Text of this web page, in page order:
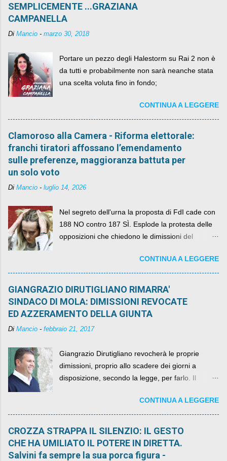
SEMPLICEMENTE ...GRAZIANA
CAMPANELLA
Di Mancio - marzo 30, 2018
Portare un pezzo degli Halestorm su Rai 2 non è
da tutti e probabilmente non sarà neanche stata
una scelta voluta fino in fondo;
CONTINUA A LEGGERE
Clamoroso alla Camera - Riforma elettorale:
franchi tiratori affossano l’emendamento
sulle preferenze, maggioranza battuta per
un solo voto
Di Mancio - luglio 14, 2026
Nel segreto dell'urna la proposta di FdI cade con
188 NO contro 187 SÌ. Esplode la protesta delle
opposizioni che chiedono le dimissioni del
CONTINUA A LEGGERE
GIANGRAZIO DIRUTIGLIANO RIMARRA'
SINDACO DI MOLA: DIMISSIONI REVOCATE
ED AZZERAMENTO DELLA GIUNTA
Di Mancio - febbraio 21, 2017
Giangrazio Dirutigliano revocherà le proprie
dimissioni, proprio allo scadere dei giorni a
disposizione, secondo la legge, per farlo. Il
quelli che si auspicavano il contrario.CONTINUA A LEGGERE
CROZZA STRAPPA IL SILENZIO: IL GESTO
CHE HA UMILIATO IL POTERE IN DIRETTA.
Salvini fa sempre la sua porca figura -